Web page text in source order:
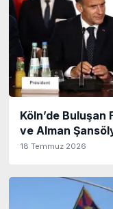
Köln’de
ve Alman
18 Temmuz 2026